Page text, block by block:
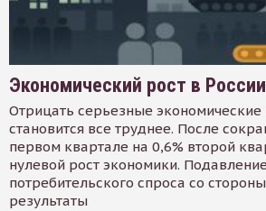
Экономический рост в
Отрицать серьезные
становится все труднее. После
первом квартале на 0,6% второй
нулевой рост экономики.
потребительского спроса со
результаты